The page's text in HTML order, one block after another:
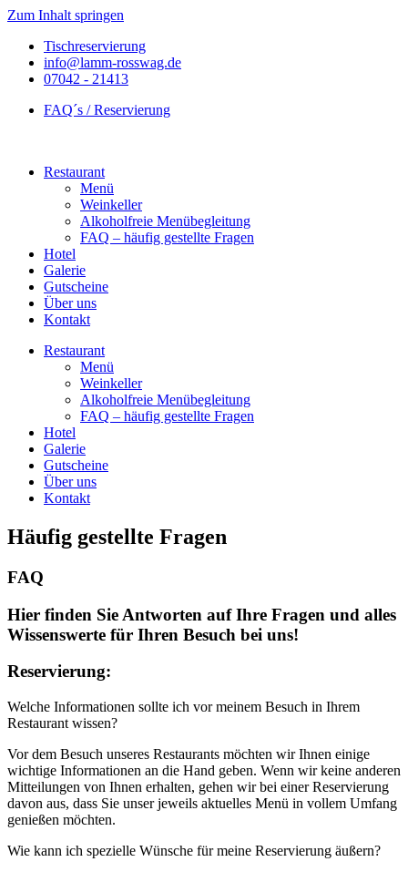
Zum Inhalt springen
Tischreservierung
info@lamm-rosswag.de
07042 - 21413
FAQ´s / Reservierung
Restaurant
Menü
Weinkeller
Alkoholfreie Menübegleitung
FAQ – häufig gestellte Fragen
Hotel
Galerie
Gutscheine
Über uns
Kontakt
Restaurant
Menü
Weinkeller
Alkoholfreie Menübegleitung
FAQ – häufig gestellte Fragen
Hotel
Galerie
Gutscheine
Über uns
Kontakt
Häufig gestellte Fragen
FAQ
Hier finden Sie Antworten auf Ihre Fragen und alles
Wissenswerte für Ihren Besuch bei uns!
Reservierung:
Welche Informationen sollte ich vor meinem Besuch in Ihrem
Restaurant wissen?
Vor dem Besuch unseres Restaurants möchten wir Ihnen einige
wichtige Informationen an die Hand geben. Wenn wir keine anderen
Mitteilungen von Ihnen erhalten, gehen wir bei einer Reservierung
davon aus, dass Sie unser jeweils aktuelles Menü in vollem Umfang
genießen möchten.
Wie kann ich spezielle Wünsche für meine Reservierung äußern?